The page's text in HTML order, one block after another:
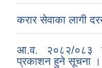
करार सेवाका लागी
आ.व. २०८२/०८३
प्रकाशन हुने सूचना ।